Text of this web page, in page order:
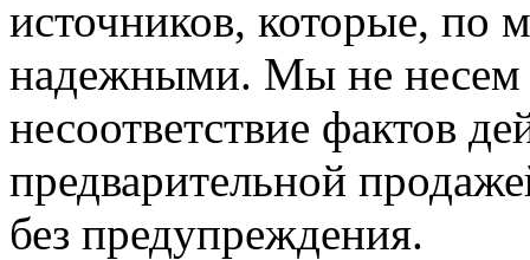
источников, которые, по
надежными. Мы не несем
несоответствие фактов
предварительной
без предупреждения.